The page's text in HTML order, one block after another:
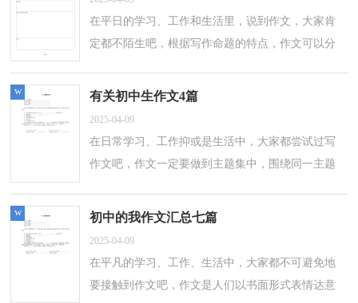
在平日的学习、工作和生活里，说到作文，大家肯
定都不陌生吧，根据写作命题的特点，作文可以分
呢？以下是小编为大家收集的初中的我作文4篇，...
有关初中生作文4篇
2025-04-09
在日常学习、工作抑或是生活中，大家都尝试过写
作文吧，作文一定要做到主题集中，围绕同一主题
题。一篇什么样的作文才能称之为优秀作文呢...
w
初中的我作文汇总七篇
2025-04-09
在平凡的学习、工作、生活中，大家都不可避免地
要接触到作文吧，作文是人们以书面形式表情达意
w